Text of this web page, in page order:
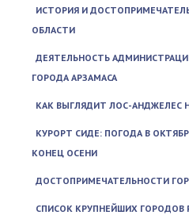
ИСТОРИЯ И
ОБЛАСТИ
ДЕЯТЕЛЬНОСТЬ
ГОРОДА АРЗАМАСА
КАК ВЫГЛЯДИТ ЛОС-АНДЖЕЛЕС
КУРОРТ СИДЕ: ПОГОДА В
КОНЕЦ ОСЕНИ
ДОСТОПРИМЕЧАТЕЛЬНОСТИ
СПИСОК КРУПНЕЙШИХ ГОРОДОВ